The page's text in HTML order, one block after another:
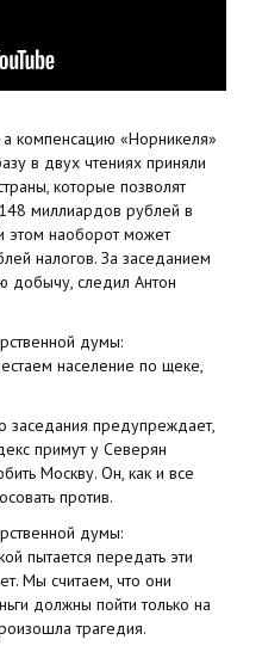
компенсацию «Норникеля»
в двух чтениях приняли
которые позволят
миллиардов рублей в
наоборот может
налогов. За заседанием
добычу, следил Антон
думы:
население по щеке,
заседания предупреждает,
примут у Северян
Москву. Он, как и все
против.
думы:
пытается передать эти
Мы считаем, что они
должны пойти только на
трагедия.